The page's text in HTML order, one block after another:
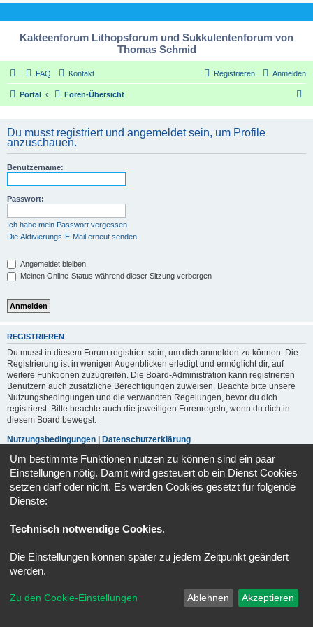
Kakteenforum Lithopsforum und Sukkulentenforum von
Thomas Schmid
FAQ Kontakt Anmelden
Registrieren
Portal Foren-Übersicht
Du musst registriert und angemeldet sein, um Profile
anzuschauen.
Benutzername:
Passwort:
Ich habe mein Passwort vergessen
Die Aktivierungs-E-Mail erneut senden
Angemeldet bleiben
Meinen Online-Status während dieser Sitzung verbergen
REGISTRIEREN
Du musst in diesem Forum registriert sein, um dich anmelden zu können. Die
Registrierung ist in wenigen Augenblicken erledigt und ermöglicht dir, auf
weitere Funktionen zuzugreifen. Die Board-Administration kann registrierten
Benutzern auch zusätzliche Berechtigungen zuweisen. Beachte bitte unsere
Nutzungsbedingungen und die verwandten Regelungen, bevor du dich
registrierst. Bitte beachte auch die jeweiligen Forenregeln, wenn du dich in
diesem Board bewegst.
Nutzungsbedingungen
Datenschutzerklärung
Registrieren
Powered byphpBB ® Forum Software © phpBB Limited
Datenschutz|Nutzungsbedingungen
Um bestimmte Funktionen nutzen zu können sind ein paar
Einstellungen nötig. Damit wird gesteuert ob ein Dienst Cookies
setzen darf oder nicht. Es werden Cookies gesetzt für folgende
Dienste:
Technisch notwendige Cookies.
Die Einstellungen können später zu jedem Zeitpunkt geändert
werden.
Zu den Cookie-Einstellungen Ablehnen Akzeptieren